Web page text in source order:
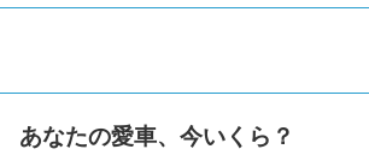
あなたの愛車、今いくら？